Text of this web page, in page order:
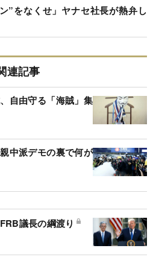
”をなくせ」ヤナセ社長が熱弁し
連記事
自由守る「海賊」集
中派デモの裏で何が
議長の綱渡り